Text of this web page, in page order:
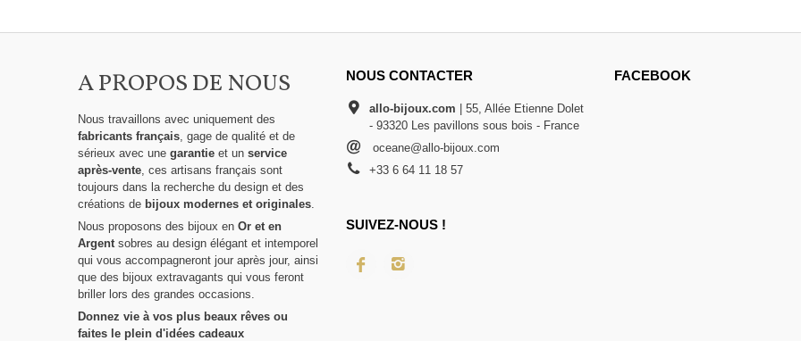
A PROPOS DE NOUS
Nous travaillons avec uniquement des
fabricants français , gage de qualité et de
sérieux avec une garantie et un service
après-vente , ces artisans français sont
toujours dans la recherche du design et des
créations de bijoux modernes et originales
Nous proposons des bijoux en Or et en
Argent sobres au design élégant et intemporel
qui vous accompagneront jour après jour, ainsi
que des bijoux extravagants qui vous feront
briller lors des grandes occasions.
Donnez vie à vos plus beaux rêves ou
faites le plein d'idées cadeaux
NOUS CONTACTER
allo-bijoux.com | 55, Allée Etienne Dolet
- 93320 Les pavillons sous bois - France
oceane@allo-bijoux.com
+33 6 64 11 18 57
FACEBOOK
SUIVEZ-NOUS !